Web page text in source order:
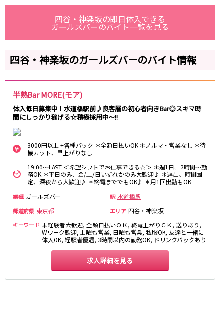
四谷・神楽坂の即日体入できる
ガールズバーのバイト一覧を見る
四谷・神楽坂のガールズバーのバイト情報
半熟Bar MORE(モア)
体入毎日募集中！水道橋駅前♪良客層の初心者向きBar◎スキマ時
間にしっかり稼げる☆積極採用中～!!
3000円以上 +各種バック ＊全額日払いOK ＊ノルマ・営業なし ＊待
機カット、早上がりなし
19:00～LAST ＜希望シフトでお仕事できる☆＞ ＊週1日、2時間～勤
務OK ＊平日のみ、金/土/日いずれかのみ大歓迎♪ ＊遅出、時間固
定、深夜から大歓迎♪ ＊終電まででもOK♪ ＊月1回出勤もOK
業種 ガールズバー 駅 水道橋駅
都道府県 東京都 エリア 四谷・神楽坂
キーワード 未経験者大歓迎, 全額日払いＯＫ, 終電上がりＯＫ, 送りあり,
Wワーク歓迎, 土曜も営業, 日曜も営業, 私服OK, 友達と一緒に
体入OK, 経験者優遇, 3時間以内の勤務OK, ドリンクバックあり
求人詳細を見る
神奈川県
川崎
大和
溝の口
新横浜
たまプラーザ・向ヶ丘遊園・鷺沼
元住吉・綱島
桜木町
横浜西部
埼玉県
大宮
志木
南越谷
草加
川越
所沢
川口
浦和・北浦和
久喜
南浦和
浅草橋駅
水道橋駅
飯田橋駅
下総中山駅
幕張本郷駅
四ツ谷駅
JR中央線(快速)
新宿駅
立川駅
吉祥寺駅
八王子駅
中野駅
高円寺駅
荻窪駅
国分寺駅
西荻窪駅
武蔵境駅
武蔵小金井駅
東小金井駅
東中野駅
飯田橋駅
国立駅
豊田駅
西国分寺駅
JR山手線
池袋駅
新宿駅